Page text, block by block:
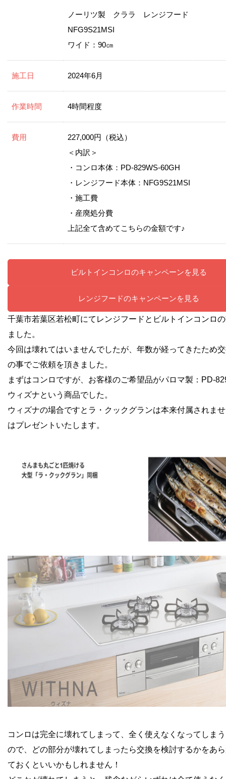
ノーリツ製 クララ レンジフード
NFG9S21MSI
ワイド：90㎝
施工日 2024年6月
作業時間 4時間程度
費用
227,000円（税込）
＜内訳＞
・コンロ本体：PD-829WS-60GH
・レンジフード本体：NFG9S21MSI
・施工費
・産廃処分費
上記全て含めてこちらの金額です♪
ビルトインコンロのキャンペーンを見る
レンジフードのキャンペーンを見る
千葉市若葉区若松町にてレンジフードとビルトインコンロ
ました。
今回は壊れてはいませんでしたが、年数が経ってきたため
の事でご依頼を頂きました。
まずはコンロですが、お客様のご希望品がパロマ製：PD-
ウィズナという商品でした。
ウィズナの場合ですとラ・クックグランは本来付属されま
はプレゼントいたします。
コンロは完全に壊れてしまって、全く使えなくなってしま
ので、どの部分が壊れてしまったら交換を検討するかをあ
ておくといいかもしれません！